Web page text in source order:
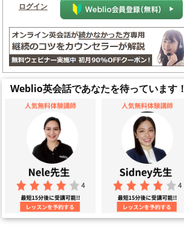
ログイン
Weblio英会話であなたを待っています！